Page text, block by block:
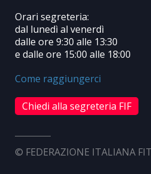
Orari segreteria:
dal lunedì al venerdì
dalle ore 9:30 alle 13:30
e dalle ore 15:00 alle 18:00
Come raggiungerci
Chiedi alla segreteria FIF
© FEDERAZIONE ITALIANA